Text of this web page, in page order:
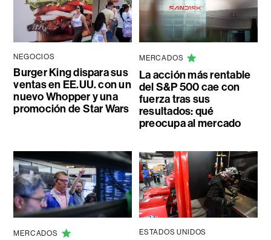
NEGOCIOS
Burger King dispara sus
ventas en EE.UU. con un
nuevo Whopper y una
promoción de Star Wars
MERCADOS
La acción más rentable
del S&P 500 cae con
fuerza tras sus
resultados: qué
preocupa al mercado
MERCADOS ESTADOS UNIDOS